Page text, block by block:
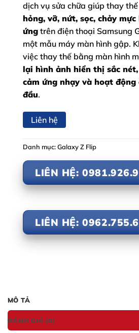
dịch vụ sửa chữa giúp thay thế
hỏng, vỡ, nứt, sọc, chảy
ứng trên điện thoại Samsung
một mẫu máy màn hình gập.
việc thay thế bằng màn hình
lại hình ảnh hiển thị sắc
cảm ứng nhạy và hoạt
đầu.
Liên hệ
Danh mục:Galaxy Z Flip
LIÊN HỆ:
LIÊN HỆ:
MÔ TẢ
ĐÁNH GIÁ (0)